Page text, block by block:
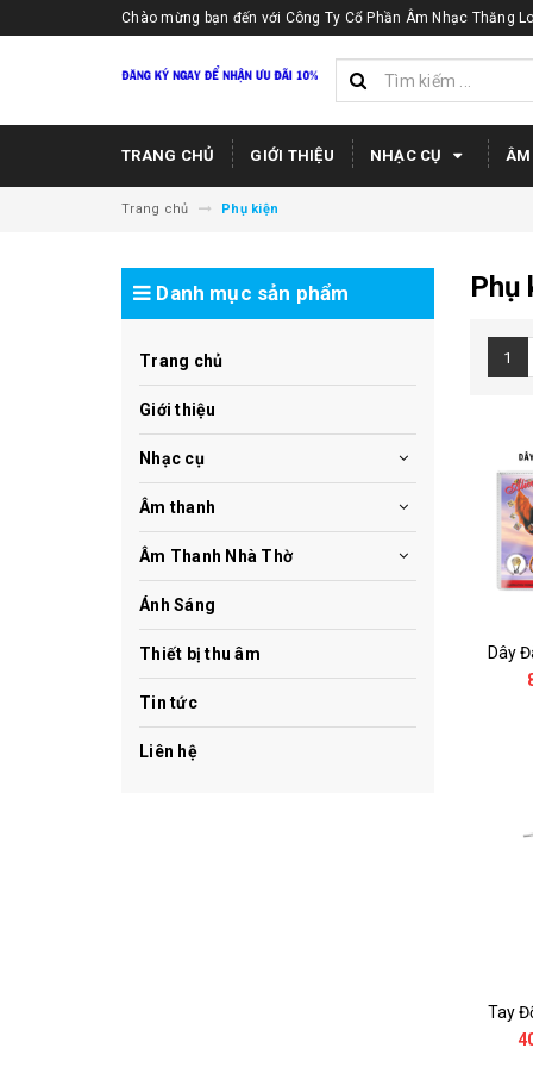
Chào mừng bạn đến với Công Ty Cổ Phần Âm Nhạc Thăng
TRANG CHỦ GIỚI THIỆU NHẠC CỤ
Trang chủ Phụ kiện
Phụ
1
Danh mục sản phẩm
Trang chủ
Giới thiệu
Nhạc cụ
Âm thanh
Âm Thanh Nhà Thờ
Ánh Sáng
Thiết bị thu âm
Tin tức
Liên hệ